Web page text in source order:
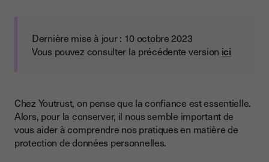
Dernière mise à jour : 10 octobre 2023
Vous pouvez consulter la précédente version ici
Chez Youtrust, on pense que la confiance est essentielle.
Alors, pour la conserver, il nous semble important de
vous aider à comprendre nos pratiques en matière de
protection de données personnelles.